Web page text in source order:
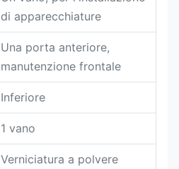
di apparecchiature
Una porta anteriore,
manutenzione frontale
Inferiore
1 vano
Verniciatura a polvere